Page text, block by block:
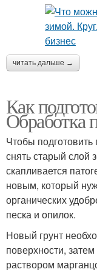
читать дальше →
Как
Обработка
Чтобы
снять старый слой
скапливается
новым, который
органических
песка и опилок.
Новый грунт
поверхности,
раствором